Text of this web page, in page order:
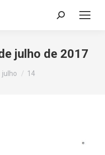
Search:
julho de 2017
julho 14